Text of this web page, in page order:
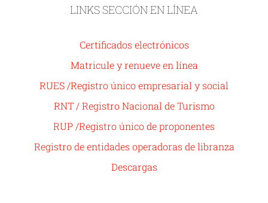
LINKS SECCIÓN EN LÍNEA
Certificados electrónicos
Matricule y renueve en línea
RUES /Registro único empresarial y social
RNT / Registro Nacional de Turismo
RUP /Registro único de proponentes
Registro de entidades operadoras de libranza
Descargas